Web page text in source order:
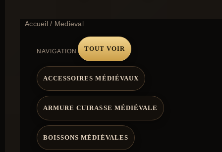
Accueil/ Medieval
NAVIGATION TOUT VOIR
ACCESSOIRES MÉDIÉVAUX
ARMURE CUIRASSE MÉDIÉVALE
BOISSONS MÉDIÉVALES